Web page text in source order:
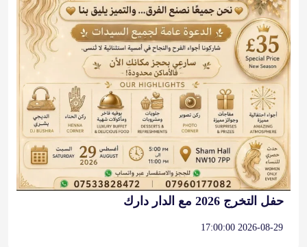
حفل التخرج 2026 مع الدار دارك
2026-08-29 17:00:00